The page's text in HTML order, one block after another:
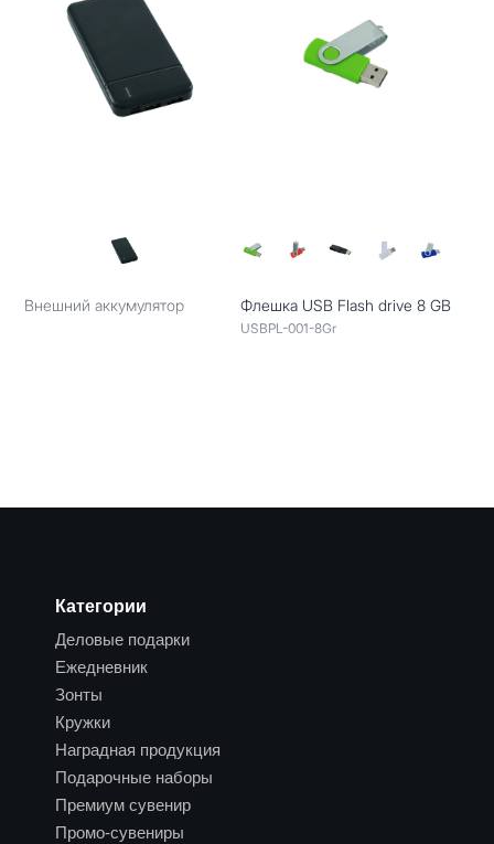
Внешний аккумулятор Флешка USB Flash drive 8 GB
USBPL-001-8Gr
Категории
Деловые подарки
Ежедневник
Зонты
Кружки
Наградная продукция
Подарочные наборы
Премиум сувенир
Промо-сувениры